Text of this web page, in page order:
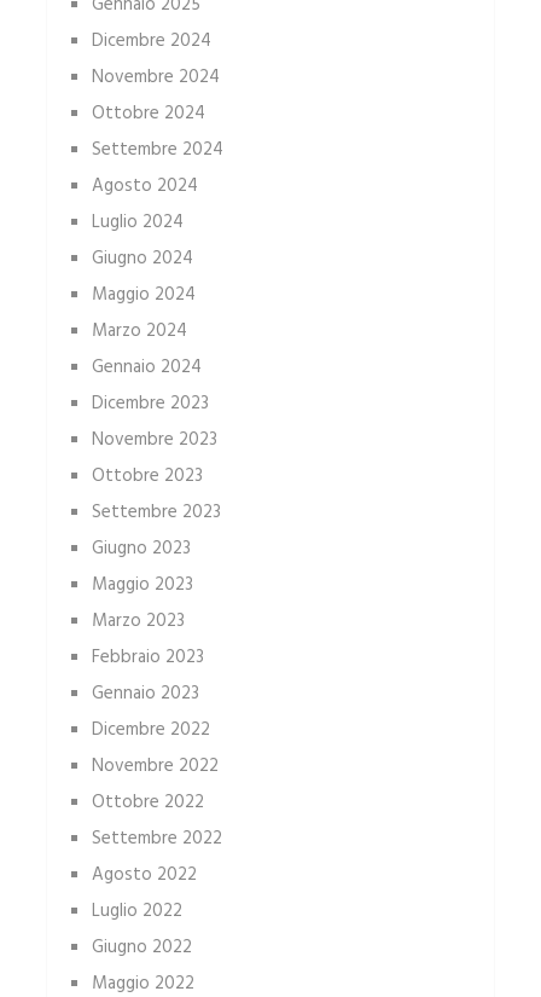
Dicembre 2024
Novembre 2024
Ottobre 2024
Settembre 2024
Agosto 2024
Luglio 2024
Giugno 2024
Maggio 2024
Marzo 2024
Gennaio 2024
Dicembre 2023
Novembre 2023
Ottobre 2023
Settembre 2023
Giugno 2023
Maggio 2023
Marzo 2023
Febbraio 2023
Gennaio 2023
Dicembre 2022
Novembre 2022
Ottobre 2022
Settembre 2022
Agosto 2022
Luglio 2022
Giugno 2022
Maggio 2022